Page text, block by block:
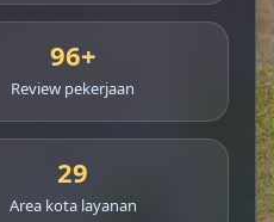
96+
Review pekerjaan
29
Area kota layanan